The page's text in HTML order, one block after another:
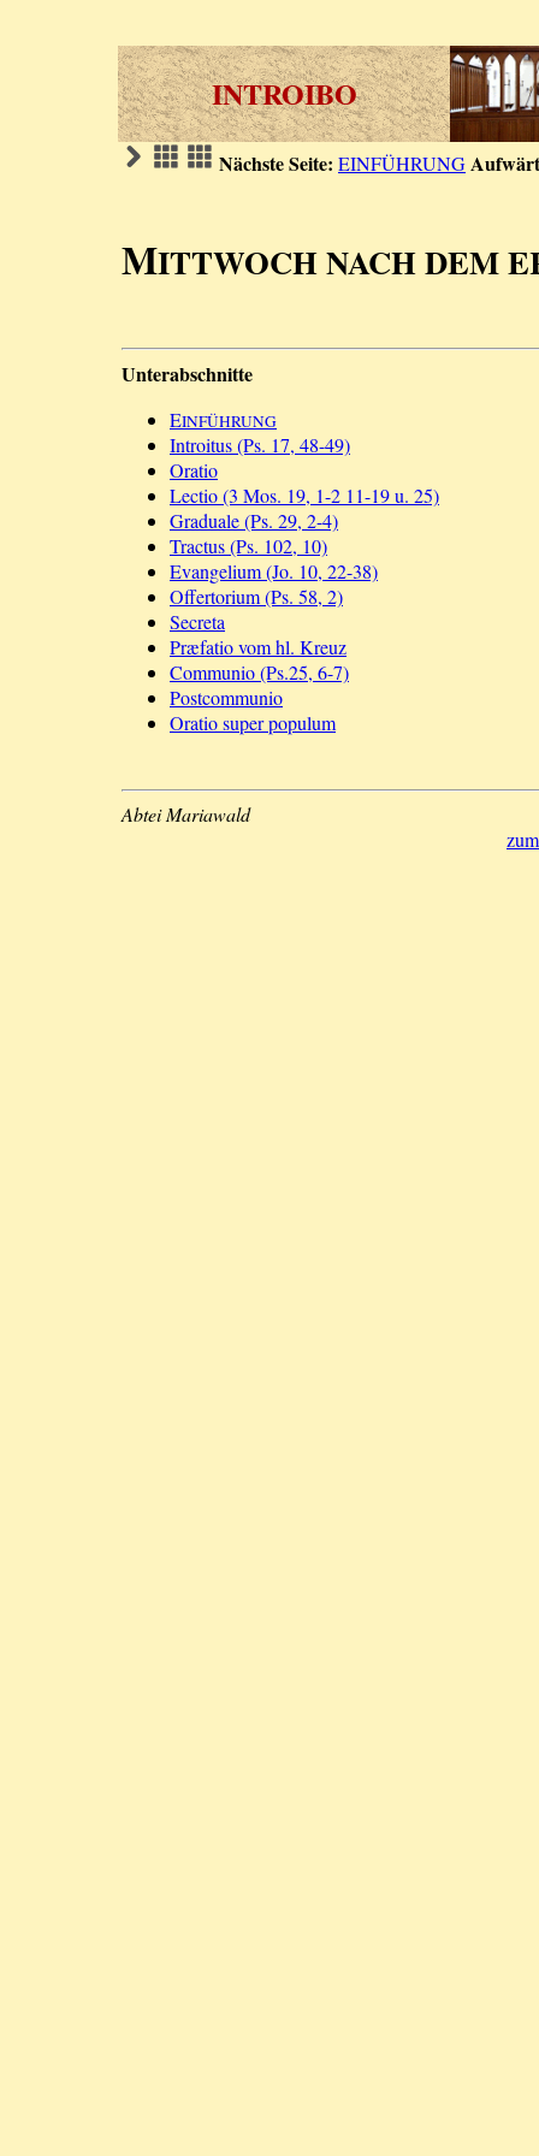
INTROIBO
Nächste Seite: EINFÜHRUNG
MITTWOCH NACH DEM
Unterabschnitte
EINFÜHRUNG
Introitus (Ps. 17, 48-49)
Oratio
Lectio (3 Mos. 19, 1-2 11-19 u. 25)
Graduale (Ps. 29, 2-4)
Tractus (Ps. 102, 10)
Evangelium (Jo. 10, 22-38)
Offertorium (Ps. 58, 2)
Secreta
Præfatio vom hl. Kreuz
Communio (Ps.25, 6-7)
Postcommunio
Oratio super populum
Abtei Mariawald